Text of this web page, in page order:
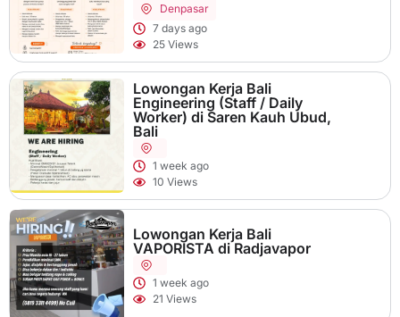
Denpasar
7 days ago
25 Views
Lowongan Kerja Bali
Engineering (Staff / Daily
Worker) di Saren Kauh Ubud,
Bali
1 week ago
10 Views
Lowongan Kerja Bali
VAPORISTA di Radjavapor
1 week ago
21 Views